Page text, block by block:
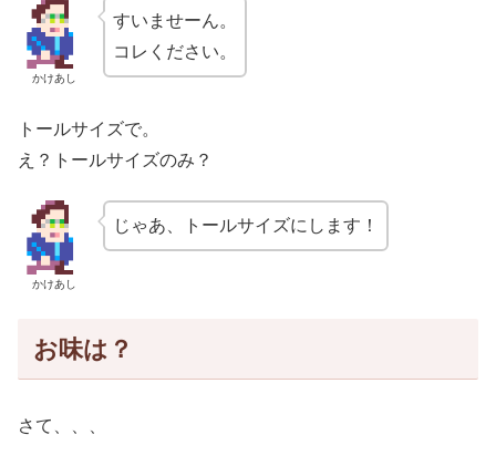
かけあし
すいませーん。
コレください。
トールサイズで。
え？トールサイズのみ？
かけあし
じゃあ、トールサイズにします！
お味は？
さて、、、